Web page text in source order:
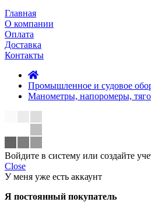
Главная
О компании
Оплата
Доставка
Контакты
Промышленное и судовое
Манометры, напоромеры,
Войдите в систему или создайте
Close
У меня уже есть аккаунт
Я постоянный покупатель